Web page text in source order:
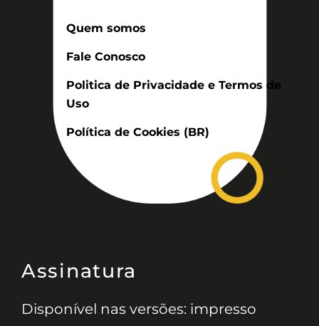
Quem somos
Fale Conosco
Politica de Privacidade e Termos de
Uso
Política de Cookies (BR)
Assinatura
Disponível nas versões: impresso